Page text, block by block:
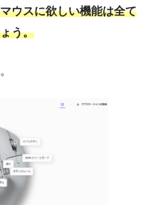
ウスに欲しい機能は全て
う。